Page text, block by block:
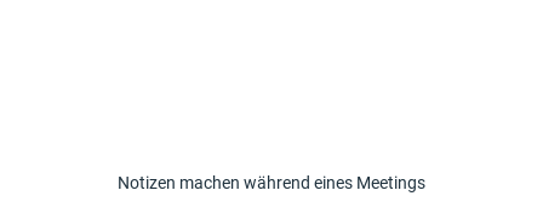
Notizen machen während eines Meetings